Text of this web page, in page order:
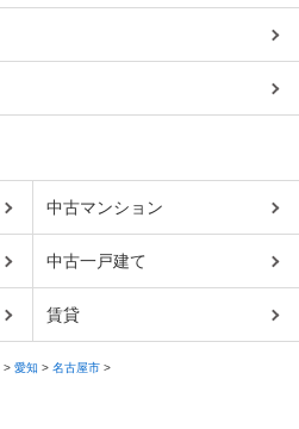
中古マンション
中古一戸建て
賃貸
> 愛知 > 名古屋市 >